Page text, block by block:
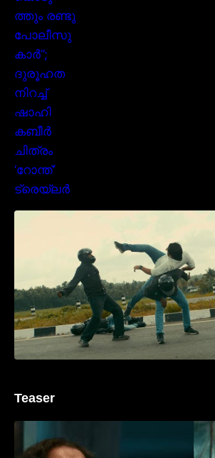
Teaser
‘ജെഎസ്‌കെ’ ടീസർ
വേഷത്തിൽ